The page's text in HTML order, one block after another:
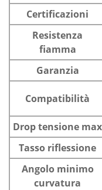
Certificazioni
Resistenza
fiamma
Garanzia
Compatibilità
Drop tensione max
Tasso riflessione
Angolo minimo
curvatura